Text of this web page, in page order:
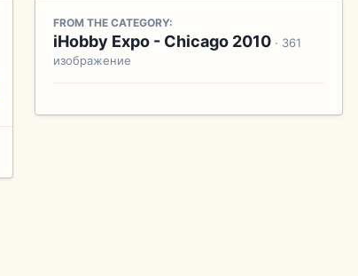
FROM THE CATEGORY:
iHobby Expo - Chicago 2010 · 361
изображение